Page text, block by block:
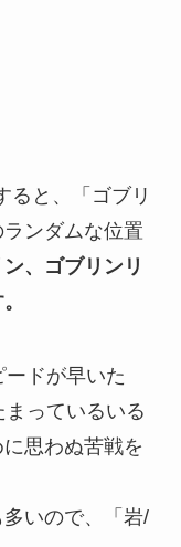
ると、「ゴブリ
ンダムな位置
、ゴブリンリ
ドが早いた
っているいる
思わぬ苦戦を
いので、「岩/